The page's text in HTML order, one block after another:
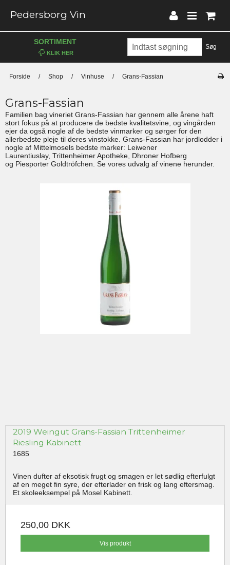
Pedersborg Vin
Søg
SORTIMENT
Forside / Shop / Vinhuse / Grans-Fassian
Grans-Fassian
Familien bag vineriet Grans-Fassian har gennem alle årene haft
stort fokus på at producere de bedste kvalitetsvine, og vingården
ejer da også nogle af de bedste vinmarker og sørger for den
allerbedste pleje til deres vinstokke. Grans-Fassian har jordlodder i
nogle af Mittelmosels bedste marker: Leiwener
Laurentiuslay, Trittenheimer Apotheke, Dhroner Hofberg
og Piesporter Goldtröfchen. Se vores udvalg af vinene herunder.
2019 Weingut Grans-Fassian Trittenheimer
Riesling Kabinett
1685
Vinen dufter af eksotisk frugt og smagen er let sødlig efterfulgt
af en meget fin syre, der efterlader en frisk og lang eftersmag.
Et skoleeksempel på Mosel Kabinett.
250,00 DKK
Vis produkt